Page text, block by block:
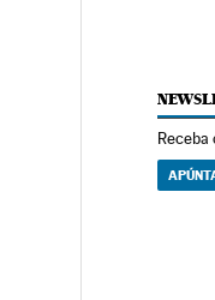
Receba